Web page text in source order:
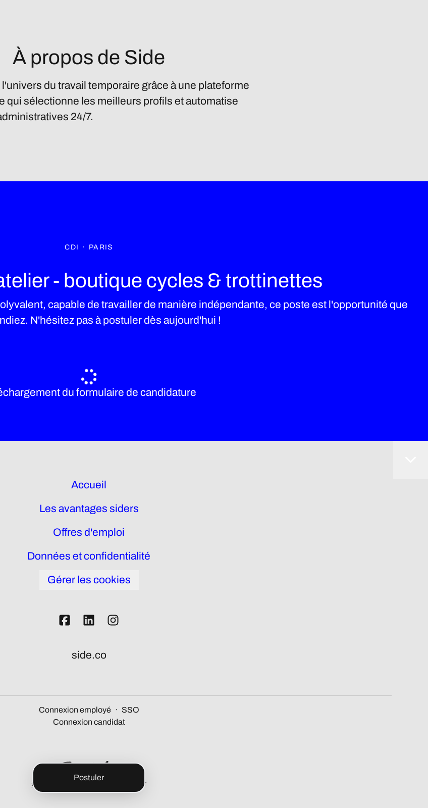
À propos de Side
du travail temporaire grâce à une plateforme
qui sélectionne les meilleurs profils et automatise
24/7.
Postuler
CDI · PARIS
- boutique cycles & trottinettes
capable de travailler de manière indépendante, ce poste est l'opportunité que
N'hésitez pas à postuler dès aujourd'hui !
du formulaire de candidature
Accueil
Les avantages siders
Offres d'emploi
Données et confidentialité
Gérer les cookies
side.co
Connexion employé · SSO
Connexion candidat
Outil de recrutement de Teamtailor